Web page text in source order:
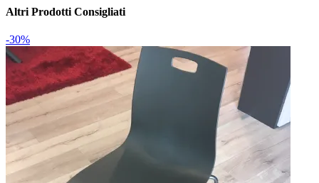
Altri Prodotti Consigliati
-30%